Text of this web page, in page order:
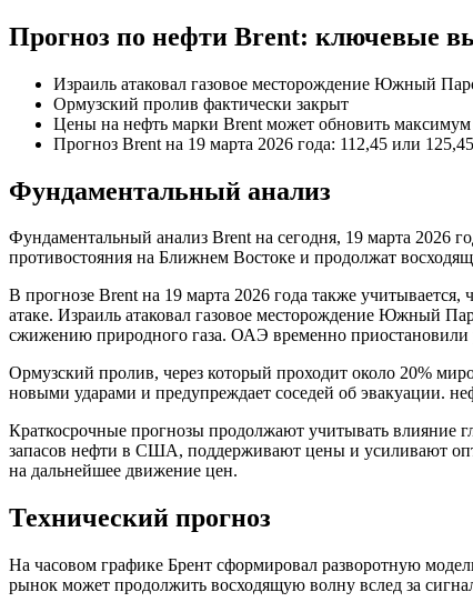
Прогноз по нефти Brent: ключевые
Израиль атаковал газовое месторождение Южный
Ормузский пролив фактически закрыт
Цены на нефть марки Brent может обновить максимум
Прогноз Brent на 19 марта 2026 года: 112,45 или 125,45
Фундаментальный анализ
Фундаментальный анализ Brent на сегодня, 19 марта 2026
противостояния на Ближнем Востоке и продолжат
В прогнозе Brent на 19 марта 2026 года также
атаке. Израиль атаковал газовое месторождение Южный
сжижению природного газа. ОАЭ временно
Ормузский пролив, через который проходит около 20%
новыми ударами и предупреждает соседей об эвакуации.
Краткосрочные прогнозы продолжают учитывать влияние
запасов нефти в США, поддерживают цены и усиливают
на дальнейшее движение цен.
Технический прогноз
На часовом графике Брент сформировал разворотную
рынок может продолжить восходящую волну вслед за